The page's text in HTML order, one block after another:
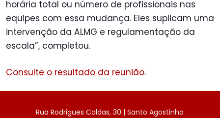
horária total ou número de profissionais nas
equipes com essa mudança. Eles suplicam uma
intervenção da ALMG e regulamentação da
escala”, completou.
Consulte o resultado da reunião.
Rua Rodrigues Caldas, 30 | Santo Agostinho